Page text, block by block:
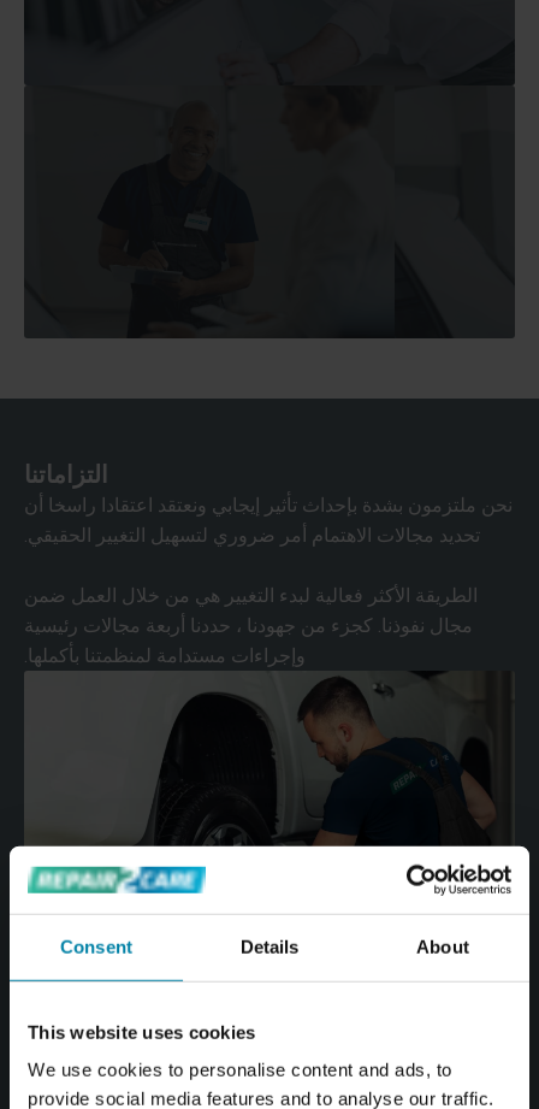
Consent Details About
This website uses cookies
We use cookies to personalise content and ads, to
provide social media features and to analyse our traffic.
التزاماتنا
نحن ملتزمون بشدة بإحداث تأثير إيجابي ونعتقد اعتقادا راسخا أن
تحديد مجالات الاهتمام أمر ضروري لتسهيل التغيير الحقيقي.
الطريقة الأكثر فعالية لبدء التغيير هي من خلال العمل ضمن
مجال نفوذنا. كجزء من جهودنا ، حددنا أربعة مجالات رئيسية
وإجراءات مستدامة لمنظمتنا بأكملها.